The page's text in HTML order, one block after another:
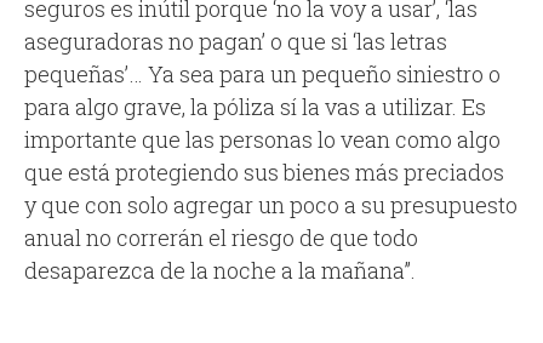
seguros es inútil porque ‘no la voy a usar’, ‘las
aseguradoras no pagan’ o que si ‘las letras
pequeñas’… Ya sea para un pequeño siniestro o
para algo grave, la póliza sí la vas a utilizar. Es
importante que las personas lo vean como algo
que está protegiendo sus bienes más preciados
y que con solo agregar un poco a su presupuesto
anual no correrán el riesgo de que todo
desaparezca de la noche a la mañana”.